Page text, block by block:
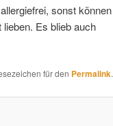
sonst können
Es blieb auch
für den Permalink.